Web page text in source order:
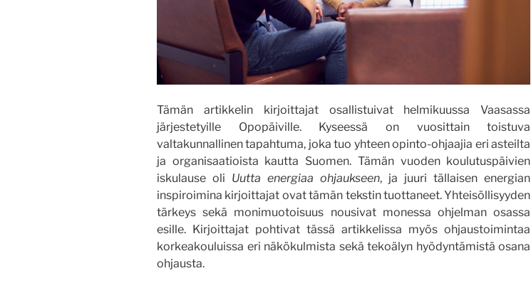
Tämän artikkelin kirjoittajat osallistuivat helmikuussa Vaasassa
järjestetyille Opopäiville. Kyseessä on vuosittain toistuva
valtakunnallinen tapahtuma, joka tuo yhteen opinto-ohjaajia eri asteilta
ja organisaatioista kautta Suomen. Tämän vuoden koulutuspäivien
iskulause oli Uutta energiaa ohjaukseen, ja juuri tällaisen energian
inspiroimina kirjoittajat ovat tämän tekstin tuottaneet. Yhteisöllisyyden
tärkeys sekä monimuotoisuus nousivat monessa ohjelman osassa
esille. Kirjoittajat pohtivat tässä artikkelissa myös ohjaustoimintaa
korkeakouluissa eri näkökulmista sekä tekoälyn hyödyntämistä osana
ohjausta.